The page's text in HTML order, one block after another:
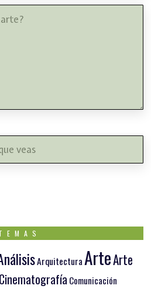
ArquitecturaArteArte
Cinematografía Comunicación